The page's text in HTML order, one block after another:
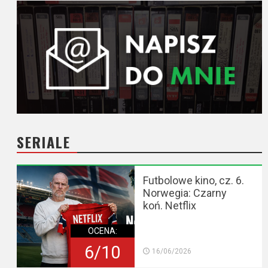
SERIALE
OCENA:
6/10
Futbolowe kino, cz. 6.
Norwegia: Czarny
koń. Netflix
16/06/2026